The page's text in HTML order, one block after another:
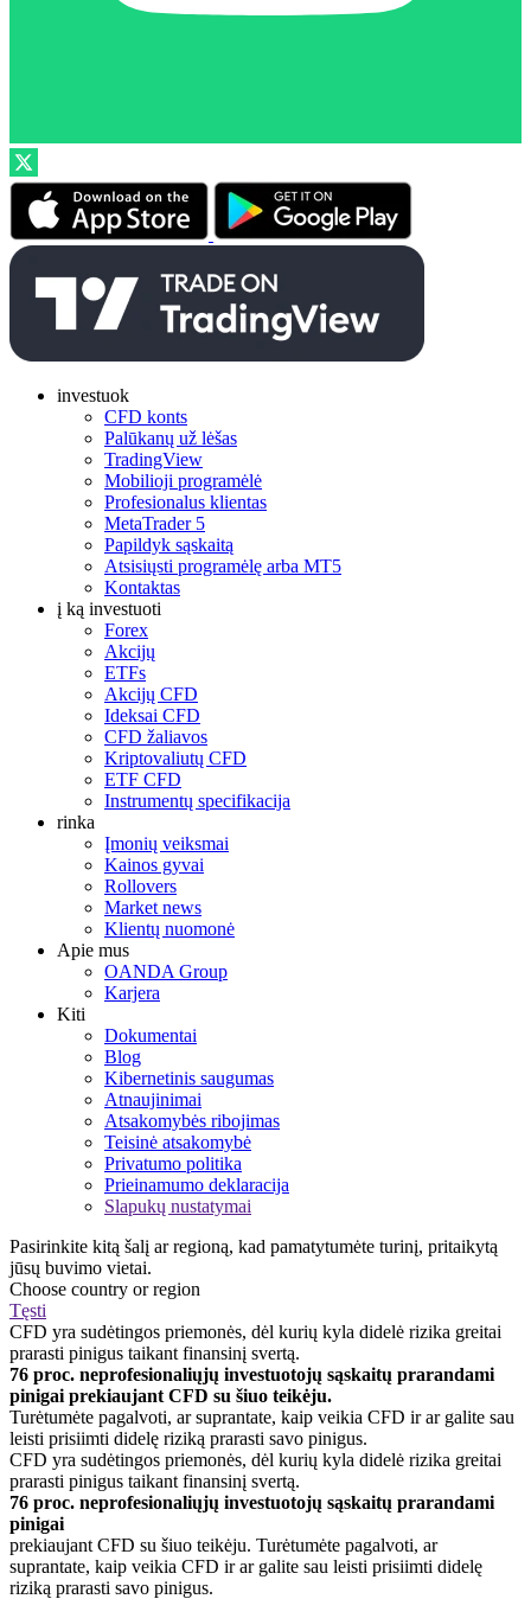
investuok
CFD konts
Palūkanų už lėšas
TradingView
Mobilioji programėlė
Profesionalus klientas
MetaTrader 5
Papildyk sąskaitą
Atsisiųsti programėlę arba MT5
Kontaktas
į ką investuoti
Forex
Akcijų
ETFs
Akcijų CFD
Ideksai CFD
CFD žaliavos
Kriptovaliutų CFD
ETF CFD
Instrumentų specifikacija
rinka
Įmonių veiksmai
Kainos gyvai
Rollovers
Market news
Klientų nuomonė
Apie mus
OANDA Group
Karjera
Kiti
Dokumentai
Blog
Kibernetinis saugumas
Atnaujinimai
Atsakomybės ribojimas
Teisinė atsakomybė
Privatumo politika
Prieinamumo deklaracija
Slapukų nustatymai
Pasirinkite kitą šalį ar regioną, kad pamatytumėte turinį, pritaikytą
jūsų buvimo vietai.
Choose country or region
Tęsti
CFD yra sudėtingos priemonės, dėl kurių kyla didelė rizika greitai
prarasti pinigus taikant finansinį svertą.
76 proc. neprofesionaliųjų investuotojų sąskaitų prarandami
pinigai prekiaujant CFD su šiuo teikėju.
Turėtumėte pagalvoti, ar suprantate, kaip veikia CFD ir ar galite sau
leisti prisiimti didelę riziką prarasti savo pinigus.
CFD yra sudėtingos priemonės, dėl kurių kyla didelė rizika greitai
prarasti pinigus taikant finansinį svertą.
76 proc. neprofesionaliųjų investuotojų sąskaitų prarandami
pinigai
prekiaujant CFD su šiuo teikėju. Turėtumėte pagalvoti, ar
suprantate, kaip veikia CFD ir ar galite sau leisti prisiimti didelę
riziką prarasti savo pinigus.